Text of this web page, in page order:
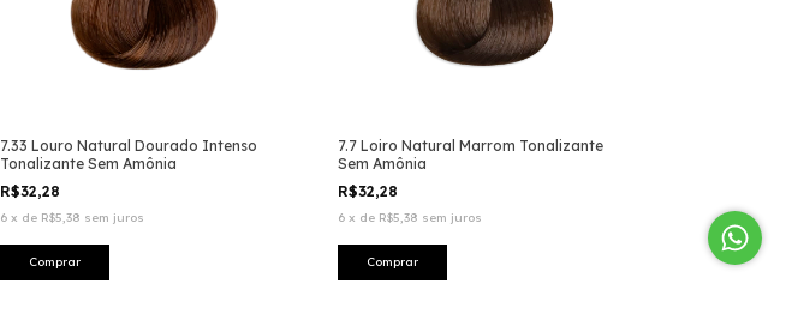
7.33 Louro Natural Dourado Intenso
Tonalizante Sem Amônia
R$32,28
6 x de R$5,38 sem juros
7.7 Loiro Natural Marrom Tonalizante
Sem Amônia
R$32,28
6 x de R$5,38 sem juros